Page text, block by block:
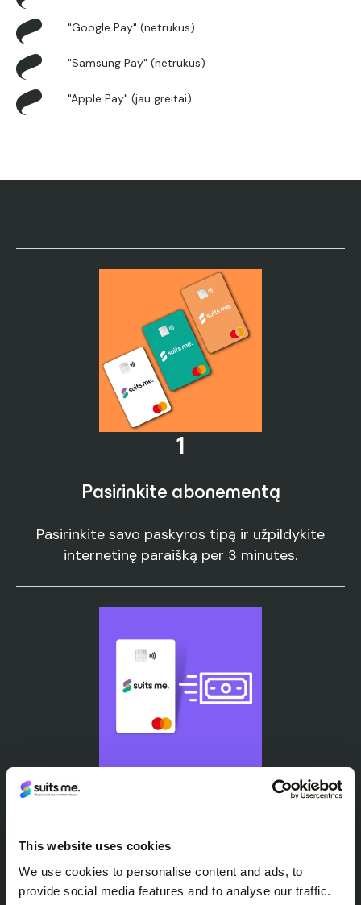
This website uses cookies
We use cookies to personalise content and ads, to
provide social media features and to analyse our traffic.
"Google Pay" (netrukus)
"Samsung Pay" (netrukus)
"Apple Pay" (jau greitai)
1
Pasirinkite abonementą
Pasirinkite savo paskyros tipą ir užpildykite
internetinę paraišką per 3 minutes.
Pridėkite pinigų pervedimu, darbo užmokesčiu ar
grynaisiais pinigais.